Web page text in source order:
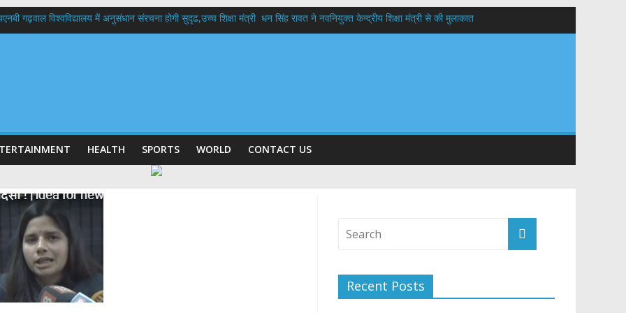
गढ़वाल विश्वविद्यालय में अनुसंधान संरचना होगी सुदृढ,उच्च शिक्षा मंत्री धन सिंह रावत ने नवनियुक्त केन्द्रीय शिक्षा मंत्री से की मुलाकात
दिवस पर मुख्यमंत्री धामी ने उत्कृष्ट बुनकरों और हस्तशिल्प कारीगरों को किया सम्मानित
HEALTH SPORTS WORLD CONTACT US
Recent Posts